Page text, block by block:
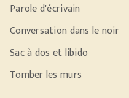
Parole d'écrivain
Conversation dans le noir
Sac à dos et libido
Tomber les murs